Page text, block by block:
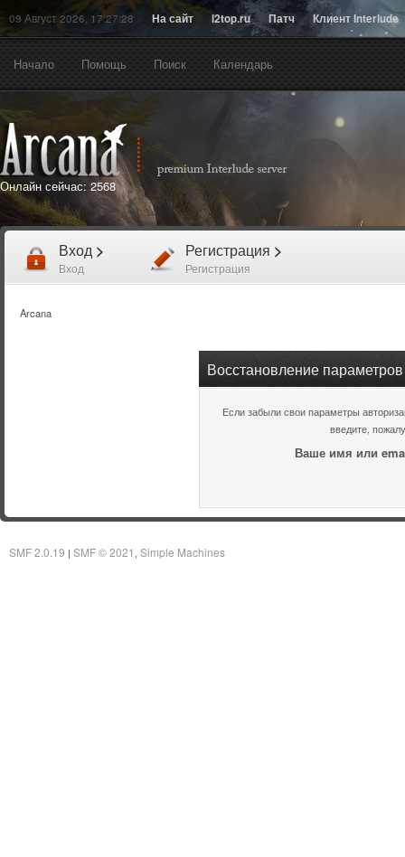
09 Август 2026, 17:27:28 На сайт l2top.ru Патч Клиент Interlude
Начало Помощь Поиск Календарь
Онлайн сейчас: 2568
Вход >
Вход
Регистрация >
Регистрация
Arcana
Восстановление
Если забыли свои параметры
введите,
Ваше имя или
SMF 2.0.19 SMF © 2021 , Simple Machines